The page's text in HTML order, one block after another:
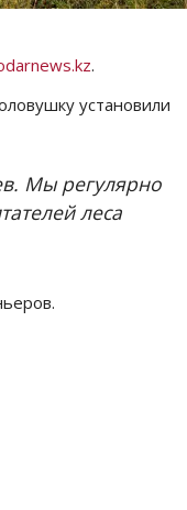
.
установили
Мы регулярно
леса